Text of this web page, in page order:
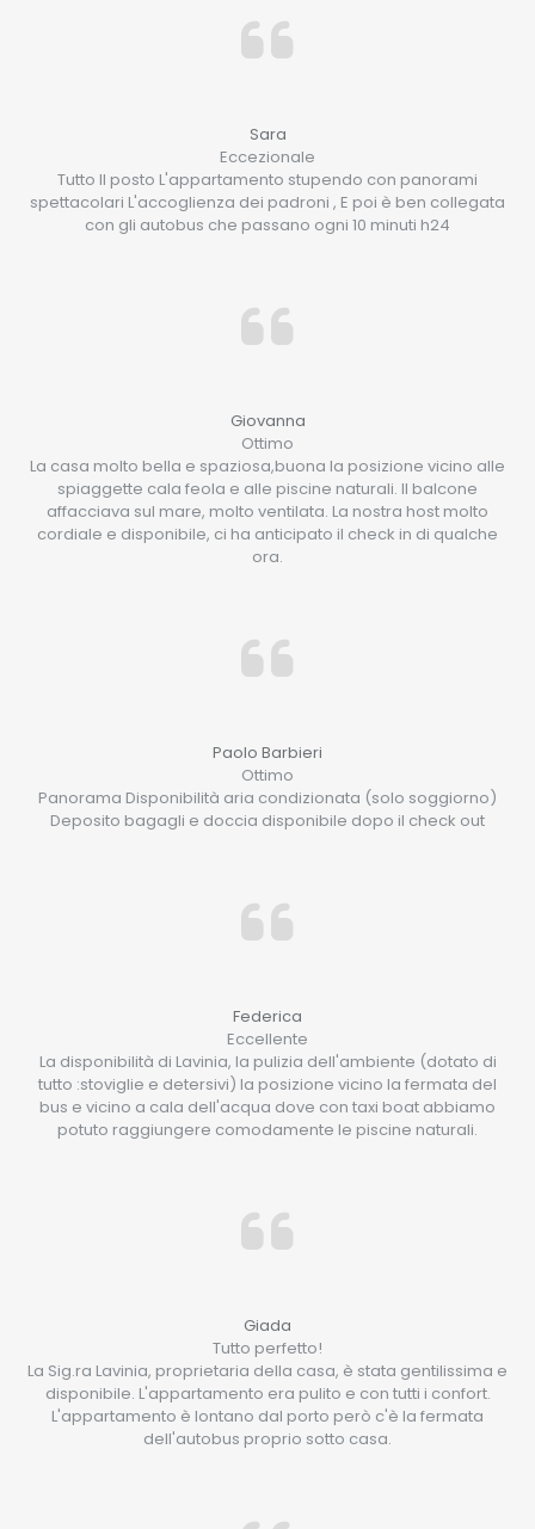
Sara
Eccezionale
Tutto Il posto L'appartamento stupendo con panorami
spettacolari L'accoglienza dei padroni , E poi è ben collegata
con gli autobus che passano ogni 10 minuti h24
Giovanna
Ottimo
La casa molto bella e spaziosa,buona la posizione vicino alle
spiaggette cala feola e alle piscine naturali. Il balcone
affacciava sul mare, molto ventilata. La nostra host molto
cordiale e disponibile, ci ha anticipato il check in di qualche
ora.
Paolo Barbieri
Ottimo
Panorama Disponibilità aria condizionata (solo soggiorno)
Deposito bagagli e doccia disponibile dopo il check out
Federica
Eccellente
La disponibilità di Lavinia, la pulizia dell'ambiente (dotato di
tutto :stoviglie e detersivi) la posizione vicino la fermata del
bus e vicino a cala dell'acqua dove con taxi boat abbiamo
potuto raggiungere comodamente le piscine naturali.
Giada
Tutto perfetto!
La Sig.ra Lavinia, proprietaria della casa, è stata gentilissima e
disponibile. L'appartamento era pulito e con tutti i confort.
L'appartamento è lontano dal porto però c'è la fermata
dell'autobus proprio sotto casa.